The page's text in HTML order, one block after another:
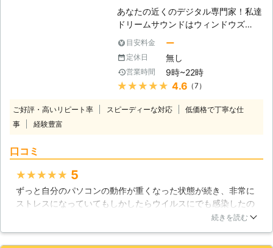
してしまうこともあるでしょう。しか
し、パソコンに詳しく無い方では、掃
除すら大変でしょうし、誤って部品に
傷を付けてしまえば壊れてしまう恐れ
もあります。また、ノートパソコンは
掃除すること事態が困難な作りとなっ
ておりますので、問題の対処が難しい
でしょう。もし、パソコンの不具合で
あなたの近くのデジタル専門家！私達
ドリームサウンドはウィンドウズ
（Windows)に強い！マック（Mac)に
強い！パソコンに関連するトラブルを
素早く確実に解決いたします。当社ド
リームサウンドはパソコン・ITサポー
ト・修理サービスです。パソコン、ス
きない、故障した、データが消えてし
即日・翌日も対応！緊急トラブル大歓
迎です、お任せください。 【愛され
てここまでこれました】 近年パソコ
目安料金 ー
定休日 無し
営業時間 9時~22時
★★★★★ 4.6 （7）
ご好評・高いリピート率 スピーディーな対応
低価格で丁寧な仕
事
経験豊富
口コミ
★★★★★ 5
ずっと自分のパソコンの動作が重くなった状態が続き、非常に
ストレスになっていてもしかしたらウイルスにでも感染したの
では？と思い、思いきって修理に出してみました。非常に丁寧
続きを読む